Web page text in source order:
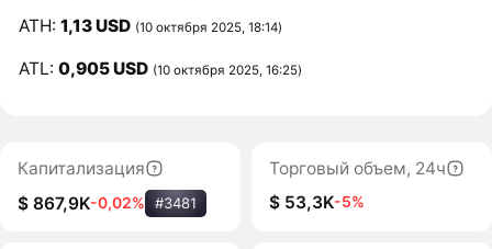
ATH:1,13 USD (10 октября 2025, 18:14)
ATL:0,905 USD (10 октября 2025, 16:25)
Капитализация
$ 867,9K-0,02% #3481
Торговый объем, 24ч
$ 53,3K-5%